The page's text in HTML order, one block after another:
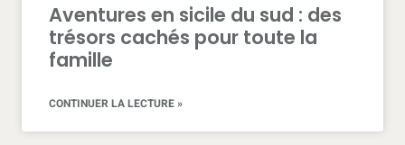
Aventures en sicile du sud : des
trésors cachés pour toute la
famille
CONTINUER LA LECTURE »